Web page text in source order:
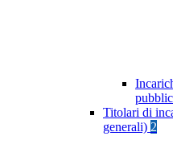
Titolari di
generali) 2